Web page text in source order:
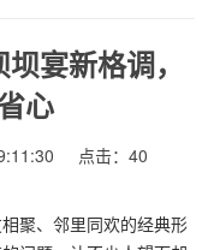
宴新格调，
心
点击： 40
聚、邻里同欢的经典形